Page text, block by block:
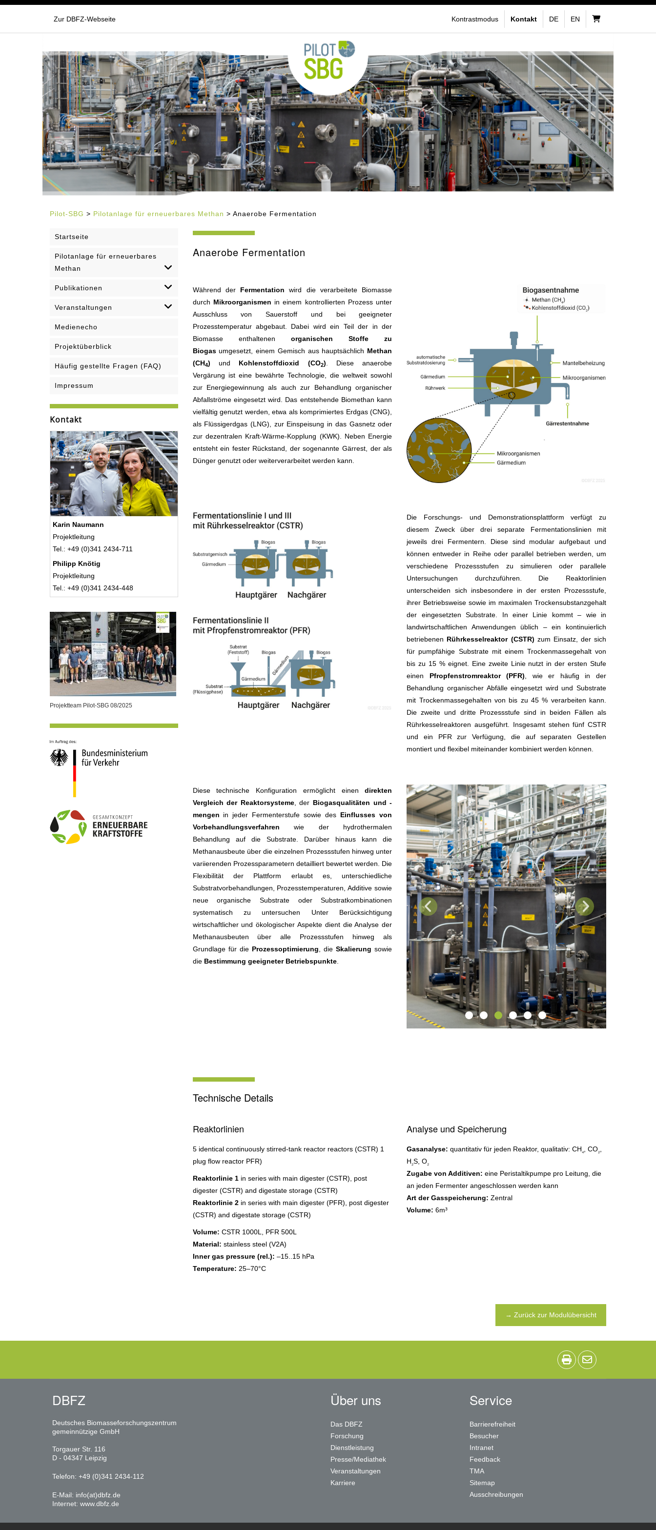
Zur DBFZ-Webseite Kontrastmodus Kontakt DE EN
Pilot-SBG > Pilotanlage für erneuerbares Methan > Anaerobe Fermentation
Anaerobe Fermentation
Während der Fermentation wird die verarbeitete Biomasse
durch Mikroorganismen in einem kontrollierten Prozess unter
Ausschluss von Sauerstoff und bei geeigneter
Prozesstemperatur abgebaut. Dabei wird ein Teil der in der
Biomasse enthaltenen organischen Stoffe zu
Biogasumgesetzt, einem Gemisch aus hauptsächlich Methan
(CH4) und Kohlenstoffdioxid (CO2) . Diese anaerobe
Vergärung ist eine bewährte Technologie, die weltweit sowohl
zur Energiegewinnung als auch zur Behandlung organischer
Abfallströme eingesetzt wird. Das entstehende Biomethan kann
vielfältig genutzt werden, etwa als komprimiertes Erdgas (CNG),
als Flüssigerdgas (LNG), zur Einspeisung in das Gasnetz oder
zur dezentralen Kraft-Wärme-Kopplung (KWK). Neben Energie
entsteht ein fester Rückstand, der sogenannte Gärrest, der als
Dünger genutzt oder weiterverarbeitet werden kann.
Die Forschungs- und Demonstrationsplattform verfügt zu
diesem Zweck über drei separate Fermentationslinien mit
jeweils drei Fermentern. Diese sind modular aufgebaut und
können entweder in Reihe oder parallel betrieben werden, um
verschiedene Prozessstufen zu simulieren oder parallele
Untersuchungen durchzuführen. Die Reaktorlinien
unterscheiden sich insbesondere in der ersten Prozessstufe,
ihrer Betriebsweise sowie im maximalen Trockensubstanzgehalt
der eingesetzten Substrate. In einer Linie kommt – wie in
landwirtschaftlichen Anwendungen üblich – ein kontinuierlich
betriebenen Rührkesselreaktor (CSTR) zum Einsatz, der sich
für pumpfähige Substrate mit einem Trockenmassegehalt von
bis zu 15 % eignet. Eine zweite Linie nutzt in der ersten Stufe
einen Pfropfenstromreaktor (PFR) , wie er häufig in der
Behandlung organischer Abfälle eingesetzt wird und Substrate
mit Trockenmassegehalten von bis zu 45 % verarbeiten kann.
Die zweite und dritte Prozessstufe sind in beiden Fällen als
Rührkesselreaktoren ausgeführt. Insgesamt stehen fünf CSTR
und ein PFR zur Verfügung, die auf separaten Gestellen
montiert und flexibel miteinander kombiniert werden können.
Diese technische Konfiguration ermöglicht einendirekten
Vergleich der Reaktorsysteme, der Biogasqualitäten und -
mengen in jeder Fermenterstufe sowie des Einflusses von
Vorbehandlungsverfahren wie der hydrothermalen
Behandlung auf die Substrate. Darüber hinaus kann die
Methanausbeute über die einzelnen Prozessstufen hinweg unter
variierenden Prozessparametern detailliert bewertet werden. Die
Flexibilität der Plattform erlaubt es, unterschiedliche
Substratvorbehandlungen, Prozesstemperaturen, Additive sowie
neue organische Substrate oder Substratkombinationen
systematisch zu untersuchen Unter Berücksichtigung
wirtschaftlicher und ökologischer Aspekte dient die Analyse der
Methanausbeuten über alle Prozessstufen hinweg als
Grundlage für die Prozessoptimierung , dieSkalierungsowie
die Bestimmung geeigneter Betriebspunkte.
Technische Details
Reaktorlinien
5 identical continuously stirred-tank reactor reactors (CSTR) 1
plug flow reactor PFR)
Reaktorlinie 1in series with main digester (CSTR), post
digester (CSTR) and digestate storage (CSTR)
Reaktorlinie 2in series with main digester (PFR), post digester
(CSTR) and digestate storage (CSTR)
Volume: CSTR 1000L, PFR 500L
Material: stainless steel (V2A)
Inner gas pressure (rel.): –15..15 hPa
Temperature: 25–70°C
Analyse und Speicherung
Gasanalyse:quantitativ für jeden Reaktor, qualitativ: CH₄ , CO₂
H₂S, O₂
Zugabe von Additiven:eine Peristaltikpumpe pro Leitung, die
an jeden Fermenter angeschlossen werden kann
Art der Gasspeicherung: Zentral
Volume: 6m³
→ Zurück zur Modulübersicht
Startseite
Pilotanlage für erneuerbares
Methan
Publikationen
Veranstaltungen
Medienecho
Projektüberblick
Häufig gestellte Fragen (FAQ)
Impressum
Kontakt
Karin Naumann
Projektleitung
Tel.: +49 (0)341 2434-711
Philipp Knötig
Projektleitung
Tel.: +49 (0)341 2434-448
Projektteam Pilot-SBG 08/2025
DBFZ
Deutsches Biomasseforschungszentrum
gemeinnützige GmbH
Torgauer Str. 116
D - 04347 Leipzig
Telefon: +49 (0)341 2434-112
E-Mail: info(at)dbfz.de
Internet: www.dbfz.de
Über uns
Das DBFZ
Forschung
Dienstleistung
Presse/Mediathek
Veranstaltungen
Karriere
Service
Barrierefreiheit
Besucher
Intranet
Feedback
TMA
Sitemap
Ausschreibungen